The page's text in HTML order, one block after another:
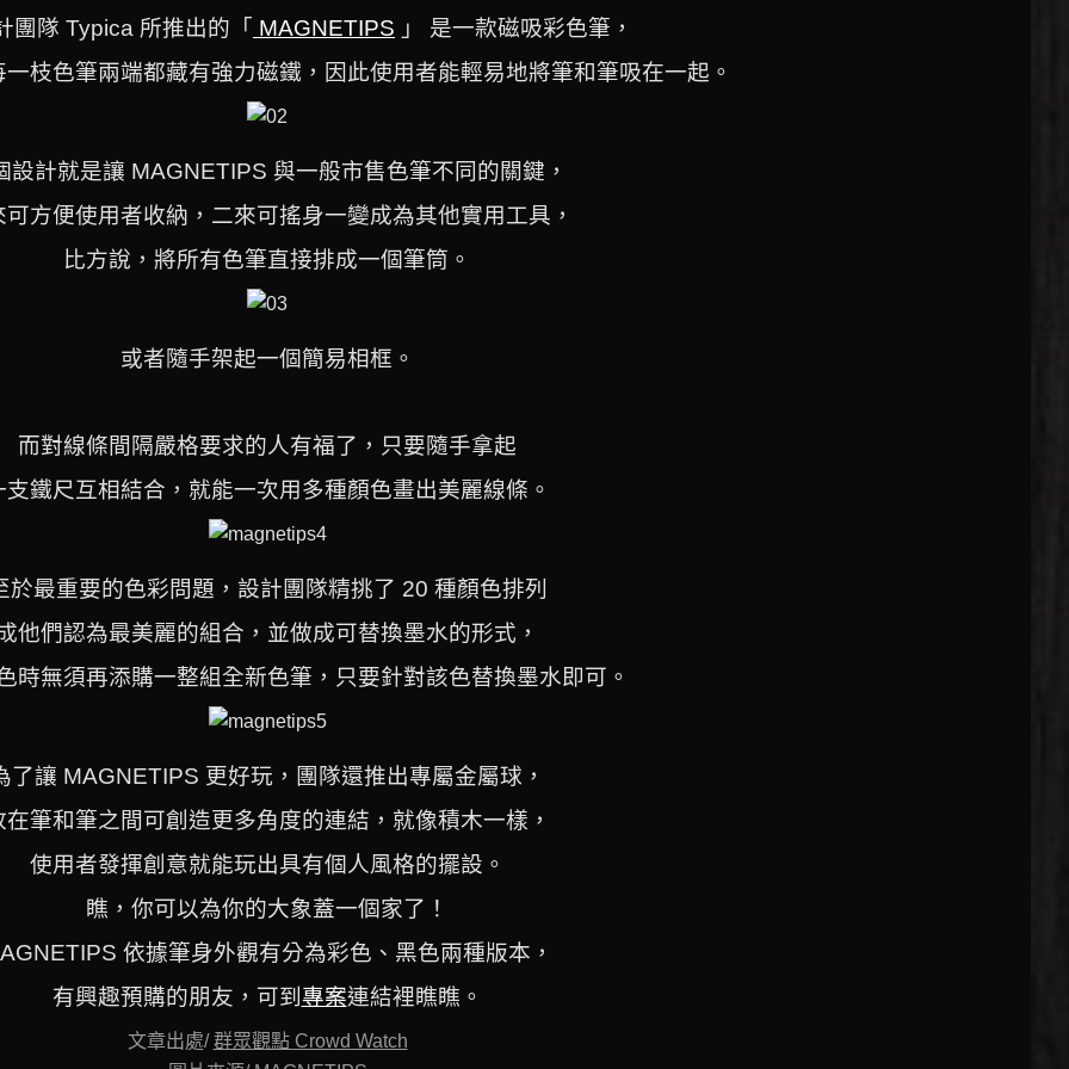
團隊 Typica 所推出的「 MAGNETIPS 」 是一款磁吸彩色筆，
枝色筆兩端都藏有強力磁鐵， 因此使用者能輕易地將筆和筆吸在一起。
設計就是讓 MAGNETIPS 與一般市售色筆不同的關鍵，
可方便使用者收納，二來可搖身一變成為其他實用工具，
比方說，將所有色筆直接排成一個筆筒。
或者隨手架起一個簡易相框。
而對線條間隔嚴格要求的人有福了，只要隨手拿起
支鐵尺互相結合， 就能一次用多種顏色畫出美麗線條。
於最重要的色彩問題，設計團隊精挑了 20 種顏色排列
他們認為最美麗的組合，並做成可替換墨水的形式，
時無須再添購一整組全新色筆，只要針對該色替換墨水即可。
了讓 MAGNETIPS 更好玩，團隊還推出專屬金屬球，
在筆和筆之間可創造更多角度的連結，就像積木一樣，
使用者發揮創意就能玩出具有個人風格的擺設。
瞧，你可以為你的大象蓋一個家了！
依據筆身外觀有分為彩色、黑色兩種版本，
有興趣預購的朋友，可到 專案連結裡瞧瞧。
文章出處/群眾觀點 Crowd Watch